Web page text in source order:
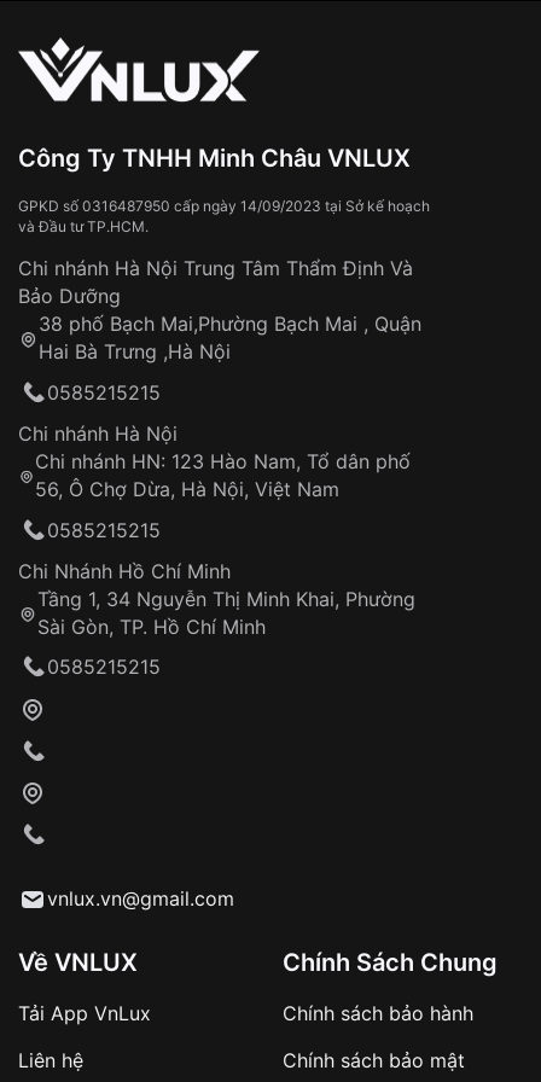
Từ khóa SEO:
Thời gian vận chuyển trung bình: 3 – 5 ngày
làm việc
Áp dụng cho tất cả tỉnh thành trên toàn quốc
Thời gian tính từ khi xác nhận đơn hàng thành
công
Hotline: 0585 215 215
Từ khóa SEO:
Khách hàng kiểm tra và thanh toán trực tiếp
Từ khóa SEO:
sản phẩm đặc biệt
Sử dụng sai cách như:
Tiếp xúc với hóa chất, chất tẩy rửa
Đeo đồng hồ khi tắm nước nóng, xông
Đồng hồ bị hư hỏng do:
Tai nạn hoặc tác động từ bên ngoài
Hao mòn tự nhiên theo thời gian:
Dây đeo
Sản phẩm đã bị:
Tự ý sửa chữa
thống VNLUX
Đảm bảo quyền lợi khách hàng
Đồng hành cùng khách hàng trong suốt quá
trình sử dụng
Công Ty TNHH Minh Châu VNLUX
GPKD số 0316487950 cấp ngày 14/09/2023 tại Sở kế hoạch
và Đầu tư TP.HCM.
Chi nhánh Hà Nội Trung Tâm Thẩm Định Và
Bảo Dưỡng
38 phố Bạch Mai,Phường Bạch Mai , Quận
Hai Bà Trưng ,Hà Nội
0585215215
Chi nhánh Hà Nội
Chi nhánh HN: 123 Hào Nam, Tổ dân phố
56, Ô Chợ Dừa, Hà Nội, Việt Nam
0585215215
Chi Nhánh Hồ Chí Minh
Tầng 1, 34 Nguyễn Thị Minh Khai, Phường
Sài Gòn, TP. Hồ Chí Minh
0585215215
vnlux.vn@gmail.com
Về VNLUX
Tải App VnLux
Liên hệ
Chính Sách Chung
Chính sách bảo hành
Chính sách bảo mật